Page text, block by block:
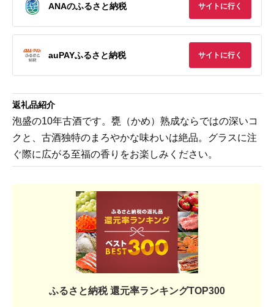
ANAのふるさと納税 サイトに行く
auPAYふるさと納税 サイトに行く
返礼品紹介
泡盛の10年古酒です。甕（かめ）熟成ならではの深いコ
クと、古酒独特のまろやかな味わいは絶品。グラスに注
ぐ際に広がる至福の香りをお楽しみください。
ふるさと納税 還元率ランキングTOP300